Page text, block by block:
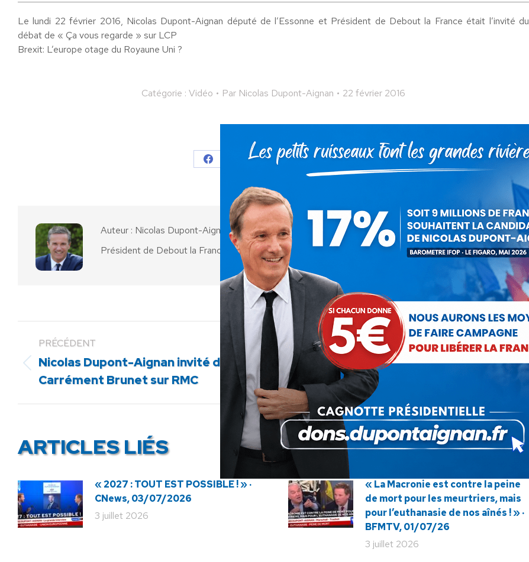
Le lundi 22 février 2016, Nicolas Dupont-Aignan député de l’Essonne et Président de Debout la France était l’invité du
débat de « Ça vous regarde » sur LCP
Brexit: L’europe otage du Royaune Uni ?
Catégorie : Vidéo Par Nicolas Dupont-Aignan 22 février 2016
Partager
Facebook
sur
X
Partager
Pinterest
Partager
Auteur : Nicolas Dupont-Aignan
Président de Debout la France
PRÉCÉDENT
Article
précédent
Nicolas Dupont-Aignan invité de
Carrément Brunet sur RMC
SUIVANT
Article
suivant
:
Nicolas Dupont-Aignan demande un
référendum sur le TAFTA
ARTICLES LIÉS
« 2027 : TOUT EST POSSIBLE ! » ·
CNews, 03/07/2026
3 juillet 2026
« La Macronie est contre la peine
de mort pour les meurtriers, mais
pour l’euthanasie de nos aînés ! » ·
BFMTV, 01/07/26
3 juillet 2026